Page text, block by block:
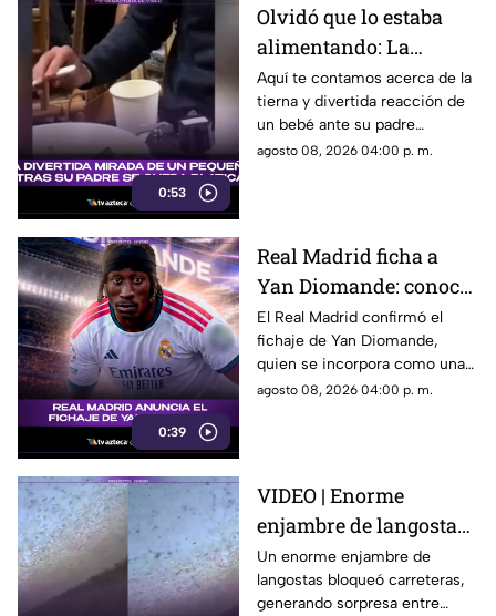
0:53
Olvidó que lo estaba
alimentando: La
divertida mirada de un
pequeño mientras su
padre se queda
platicando
Aquí te contamos acerca de la
tierna y divertida reacción de
un bebé ante su padre
distraído. Estos son todos los
agosto 08, 2026 04:00 p. m.
0:39
Real Madrid ficha a
Yan Diomande: conoce
al nuevo refuerzo que
llega al club español
El Real Madrid confirmó el
fichaje de Yan Diomande,
quien se incorpora como una
de las nuevas apuestas del
agosto 08, 2026 04:00 p. m.
VIDEO | Enorme
enjambre de langostas
bloquea carreteras
Un enorme enjambre de
langostas bloqueó carreteras,
generando sorpresa entre